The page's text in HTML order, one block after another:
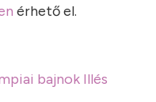
érhető el.
bajnok Illés